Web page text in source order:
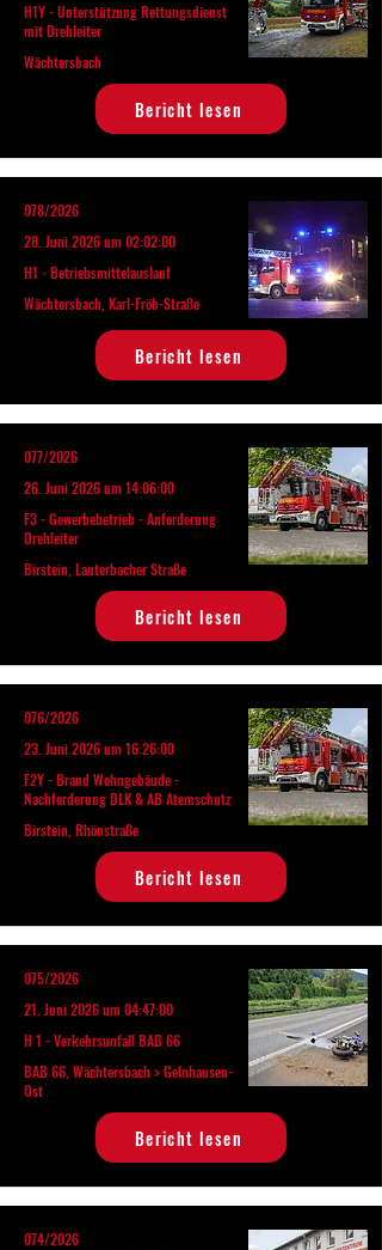
H1Y - Unterstützung Rettungsdienst
mit Drehleiter
Wächtersbach
Bericht lesen
078/2026
28. Juni 2026 um 02:02:00
H1 - Betriebsmittelauslauf
Wächtersbach, Karl-Fröb-Straße
Bericht lesen
077/2026
26. Juni 2026 um 14:06:00
F3 - Gewerbebetrieb - Anforderung
Drehleiter
Birstein, Lauterbacher Straße
Bericht lesen
076/2026
23. Juni 2026 um 16:26:00
F2Y - Brand Wohngebäude -
Nachforderung DLK & AB Atemschutz
Birstein, Rhönstraße
Bericht lesen
075/2026
21. Juni 2026 um 04:47:00
H 1 - Verkehrsunfall BAB 66
BAB 66, Wächtersbach > Gelnhausen-
Ost
Bericht lesen
074/2026